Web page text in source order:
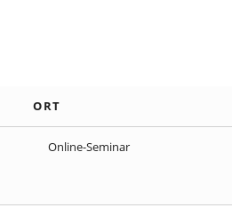
ORT
Online-Seminar